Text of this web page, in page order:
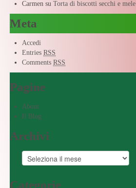
Carmen su Torta di biscotti secchi e mele
Meta
Accedi
Entries RSS
Comments RSS
Pagine
About
Il Blog
Archivi
Categorie